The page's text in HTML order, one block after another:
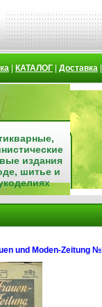
КАТАЛОГ Доставка
издания
шитье и
und Moden-Zeitung